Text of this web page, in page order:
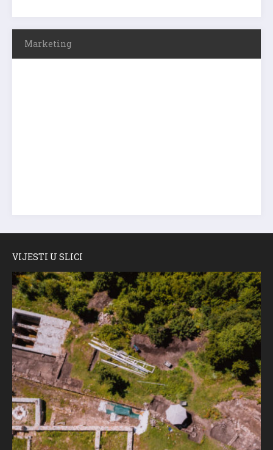
Marketing
VIJESTI U SLICI